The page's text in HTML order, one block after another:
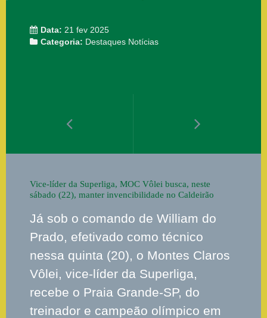
Data: 21 fev 2025
Categoria: Destaques Notícias
Vice-líder da Superliga, MOC Vôlei busca, neste
sábado (22), manter invencibilidade no Caldeirão
Já sob o comando de William do
Prado, efetivado como técnico
nessa quinta (20), o Montes Claros
Vôlei, vice-líder da Superliga,
recebe o Praia Grande-SP, do
treinador e campeão olímpico em